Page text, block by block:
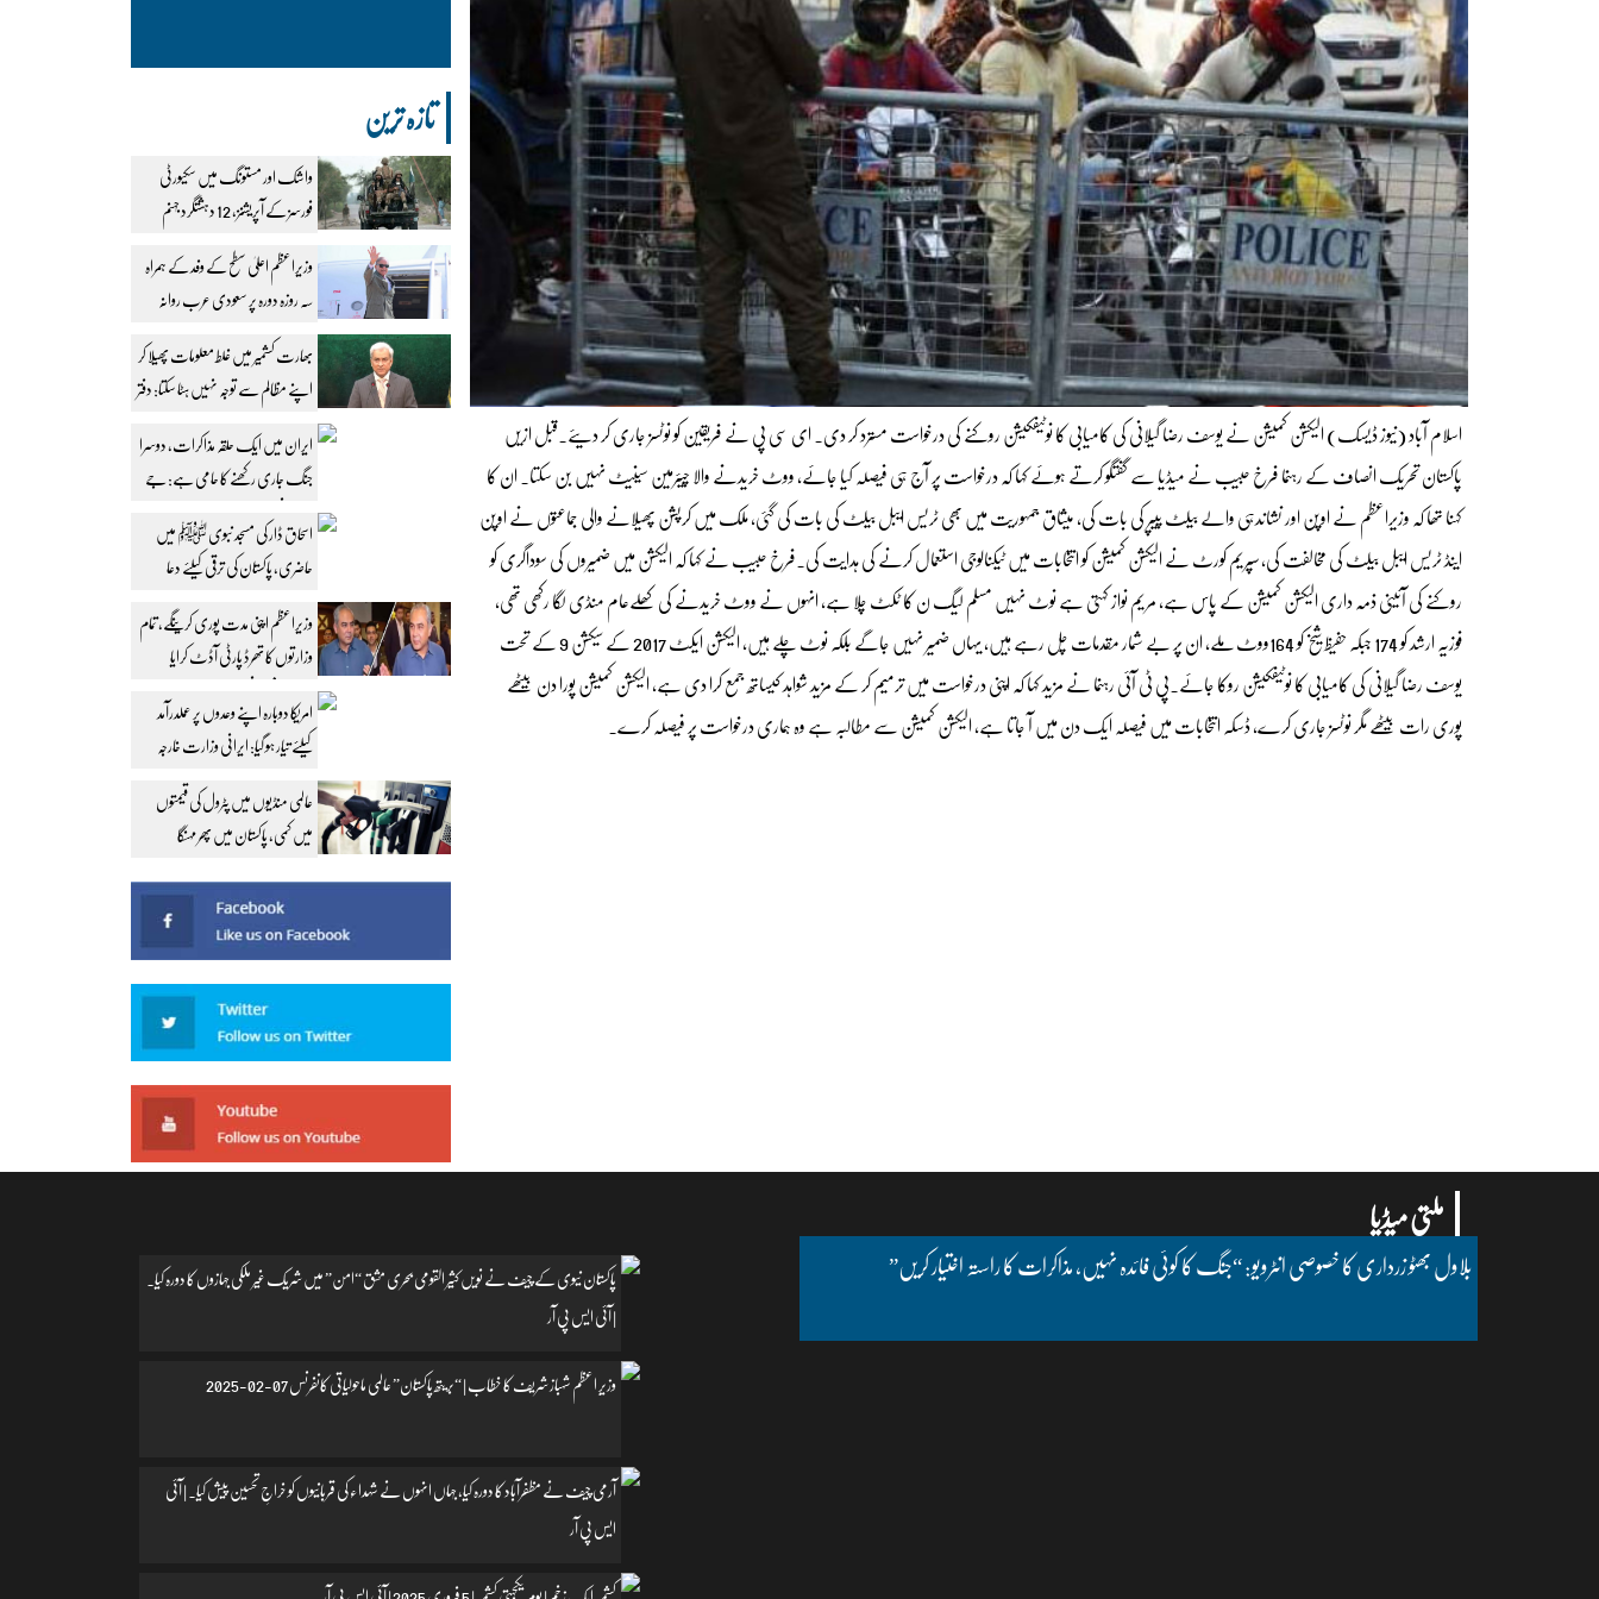
اسلام آباد (نیوز ڈیسک) الیکشن کمیشن نے یوسف رضا گیلانی کی کامیابی کا نوٹیفکیشن روکنے کی درخواست مسترد کر دی۔ ای سی پی نے فریقین کو نوٹسز جاری کر دیئے۔قبل ازیں
پاکستان تحریک انصاف کے رہنما فرخ حبیب نے میڈیا سے گفتگو کرتے ہوئے کہا کہ درخواست پر آج ہی فیصلہ کیا جائے، ووٹ خریدنے والا چیئرمین سینیٹ نہیں بن سکتا۔ ان کا
کہنا تھا کہ وزیراعظم نے اوپن اور نشاندہی والے بیلٹ پیپر کی بات کی، میثاق جمہوریت میں بھی ٹریس ایبل بیلٹ کی بات کی گئی، ملک میں کرپشن پھیلانے والی جماعتوں نے اوپن
اینڈ ٹریس ایبل بیلٹ کی مخالفت کی، سپریم کورٹ نے الیکشن کمیشن کو انتخابات میں ٹیکنالوجی استعمال کرنے کی ہدایت کی۔فرخ حبیب نے کہا کہ الیکشن میں ضمیروں کی سوداگری کو
روکنے کی آئینی ذمہ داری الیکشن کمیشن کے پاس ہے، مریم نواز کہتی ہے نوٹ نہیں مسلم لیگ ن کا ٹکٹ چلا ہے، انہوں نے ووٹ خریدنے کی کھلےعام منڈی لگا رکھی تھی،
فوزیہ ارشد کو 174 جبکہ حفیظ شیخ کو 164ووٹ ملے، ان پر بے شمار مقدمات چل رہے ہیں، یہاں ضمیر نہیں جاگے بلکہ نوٹ چلے ہیں، الیکشن ایکٹ 2017 کے سیکشن 9 کے تحت
یوسف رضا گیلانی کی کامیابی کا نوٹیفکیشن روکا جائے۔پی ٹی آئی رہنما نے مزید کہا کہ اپنی درخواست میں ترمیم کر کے مزید شواہد کیساتھ جمع کرا دی ہے، الیکشن کمیشن پورا دن بیٹھے
پوری رات بیٹھے مگر نوٹسز جاری کرے، ڈسکہ انتخابات میں فیصلہ ایک دن میں آ جاتا ہے، الیکشن کمیشن سے مطالبہ ہے وہ ہماری درخواست پر فیصلہ کرے۔
تازہ ترین
واشک اور مستونگ میں سکیورٹی
فورسز کے آپریشنز، 12 دہشتگرد جہنم
واصل
وزیراعظم اعلیٰ سطح کے وفد کے ہمراہ
سہ روزہ دورہ پر سعودی عرب روانہ
بھارت کشمیر میں غلط معلومات پھیلا کر
اپنے مظالم سے توجہ نہیں ہٹا سکتا: دفتر
ایران میں ایک حلقہ مذاکرات، دوسرا
جنگ جاری رکھنے کا حامی ہے: جے
ڈی وینس
اسحاق ڈار کی مسجد نبوی ﷺ میں
حاضری، پاکستان کی ترقی کیلئے دعا
وزیراعظم اپنی مدت پوری کرینگے، تمام
وزارتوں کا تھرڈ پارٹی آڈٹ کرایا
جائے: محسن نقوی
امریکا دوبارہ اپنے وعدوں پر عملدرآمد
کیلئے تیار ہو گیا: ایرانی وزارت خارجہ
عالمی منڈیوں میں پٹرول کی قیمتوں
میں کمی، پاکستان میں پھر مہنگا
ملتی میڈیا
بلاول بھٹو زرداری کا خصوصی انٹرویو: “جنگ کا کوئی فائدہ نہیں، مذاکرات کا راستہ اختیار کریں”
پاکستان نیوی کے چیف نے نویں کثیر القومی بحری مشق “امن” میں شریک غیر ملکی جہازوں کا دورہ کیا۔
| آئی ایس پی آر
وزیرِ اعظم شہباز شریف کا خطاب | “بریتھ پاکستان” عالمی ماحولیاتی کانفرنس 07-02-2025
آرمی چیف نے مظفرآباد کا دورہ کیا، جہاں انہوں نے شہداء کی قربانیوں کو خراجِ تحسین پیش کیا۔ | آئی
ایس پی آر